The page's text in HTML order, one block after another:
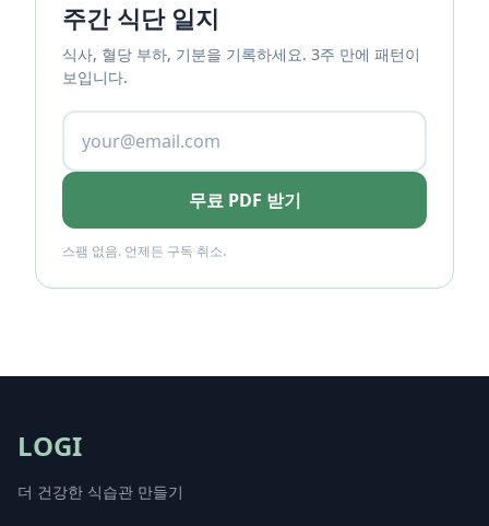
주간 식단 일지
식사, 혈당 부하, 기분을 기록하세요. 3주 만에 패턴이
보입니다.
무료 PDF 받기
스팸 없음. 언제든 구독 취소.
LOGI
더 건강한 식습관 만들기